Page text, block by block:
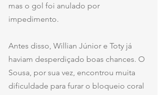
mas o gol foi anulado por
impedimento.
Antes disso, Willian Júnior e Toty já
haviam desperdiçado boas chances. O
Sousa, por sua vez, encontrou muita
dificuldade para furar o bloqueio coral